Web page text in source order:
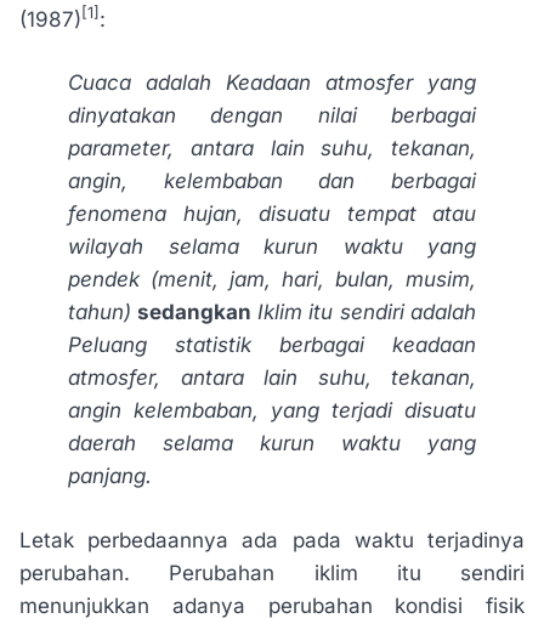
(1987) [1] :
Cuaca adalah Keadaan atmosfer yang
dinyatakan dengan nilai berbagai
parameter, antara lain suhu, tekanan,
angin, kelembaban dan berbagai
fenomena hujan, disuatu tempat atau
wilayah selama kurun waktu yang
pendek (menit, jam, hari, bulan, musim,
tahun) sedangkan Iklim itu sendiri adalah
Peluang statistik berbagai keadaan
atmosfer, antara lain suhu, tekanan,
angin kelembaban, yang terjadi disuatu
daerah selama kurun waktu yang
panjang.
Letak perbedaannya ada pada waktu terjadinya
perubahan. Perubahan iklim itu sendiri
menunjukkan adanya perubahan kondisi fisik